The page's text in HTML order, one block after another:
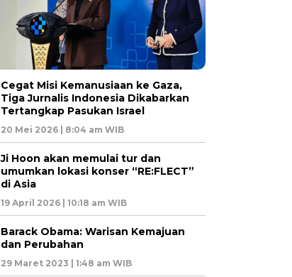
Cegat Misi Kemanusiaan ke Gaza,
Tiga Jurnalis Indonesia Dikabarkan
Tertangkap Pasukan Israel
20 Mei 2026 | 8:04 am WIB
Ji Hoon akan memulai tur dan
umumkan lokasi konser “RE:FLECT”
di Asia
19 April 2026 | 10:18 am WIB
Barack Obama: Warisan Kemajuan
dan Perubahan
29 Maret 2023 | 1:48 am WIB